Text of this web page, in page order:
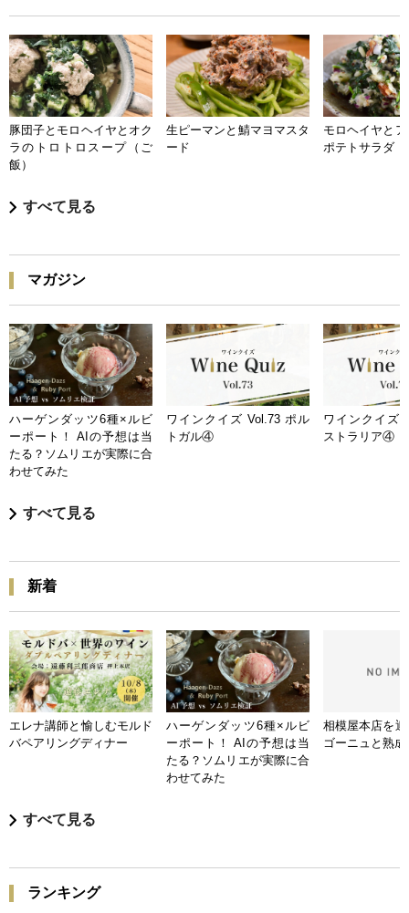
豚団子とモロヘイヤとオク
ラのトロトロスープ（ご
飯）
生ピーマンと鯖マヨマスタ
ード
モロヘイヤと
ポテトサラダ
すべて見る
マガジン
ハーゲンダッツ6種×ルビ
ーポート！ AIの予想は当
たる？ソムリエが実際に合
わせてみた
ワインクイズ Vol.73 ポル
トガル④
ワインクイズ
ストラリア④
すべて見る
新着
エレナ講師と愉しむモルド
バペアリングディナー
ハーゲンダッツ6種×ルビ
ーポート！ AIの予想は当
たる？ソムリエが実際に合
わせてみた
相模屋本店を
ゴーニュと熟
すべて見る
ランキング